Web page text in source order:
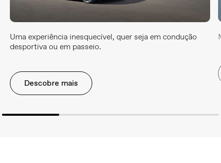
Uma experiência inesquecível, quer seja em condução
desportiva ou em passeio.
Descobre mais